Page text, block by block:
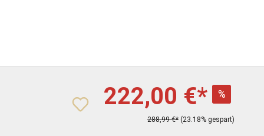
222,00 €* %
288,99 €* (23.18% gespart)